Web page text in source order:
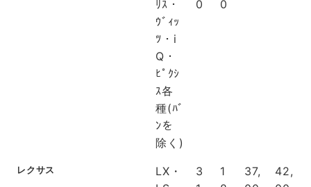
ﾘｽ・
ｳﾞｨｯ
ﾂ・i
Q・
ﾋﾟｸｼ
ｽ各
種(ﾊﾞ
ﾝを
除く)
0 0
レクサス
LX・
3
1
37,
42,